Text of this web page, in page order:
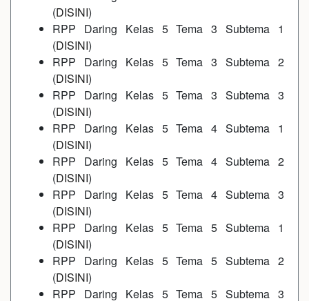
(DISINI)
RPP Daring Kelas 5 Tema 3 Subtema 1
(DISINI)
RPP Daring Kelas 5 Tema 3 Subtema 2
(DISINI)
RPP Daring Kelas 5 Tema 3 Subtema 3
(DISINI)
RPP Daring Kelas 5 Tema 4 Subtema 1
(DISINI)
RPP Daring Kelas 5 Tema 4 Subtema 2
(DISINI)
RPP Daring Kelas 5 Tema 4 Subtema 3
(DISINI)
RPP Daring Kelas 5 Tema 5 Subtema 1
(DISINI)
RPP Daring Kelas 5 Tema 5 Subtema 2
(DISINI)
RPP Daring Kelas 5 Tema 5 Subtema 3